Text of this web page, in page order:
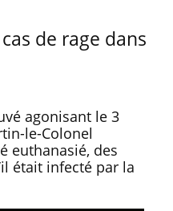
de rage dans
agonisant le 3
le-Colonel
euthanasié, des
était infecté par la